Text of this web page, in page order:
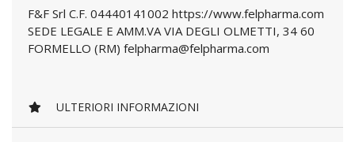
F&F Srl C.F. 04440141002 https://www.felpharma.com
SEDE LEGALE E AMM.VA VIA DEGLI OLMETTI, 34 60
FORMELLO (RM) felpharma@felpharma.com
ULTERIORI INFORMAZIONI